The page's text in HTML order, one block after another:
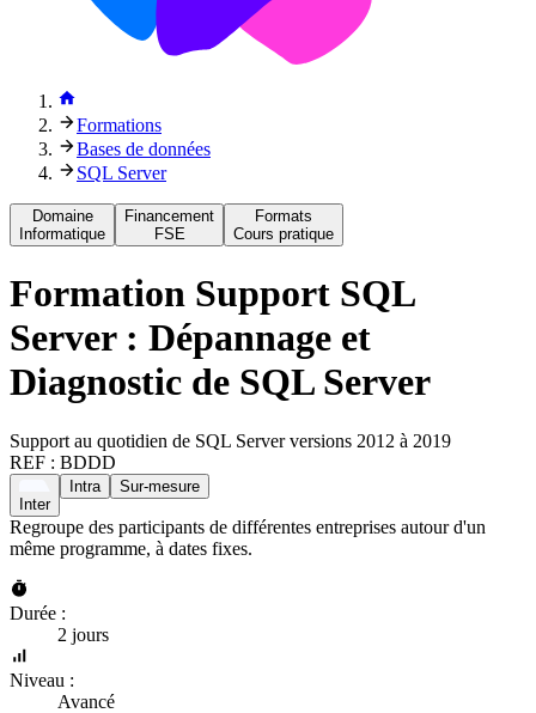
Formations
Bases de données
SQL Server
Domaine
Informatique
Financement
FSE
Formats
Cours pratique
Formation Support SQL
Server : Dépannage et
Diagnostic de SQL Server
Support au quotidien de SQL Server versions 2012 à 2019
REF : BDDD
Inter
Intra Sur-mesure
Regroupe des participants de différentes entreprises autour d'un
même programme, à dates fixes.
Durée :
2 jours
Niveau :
Avancé